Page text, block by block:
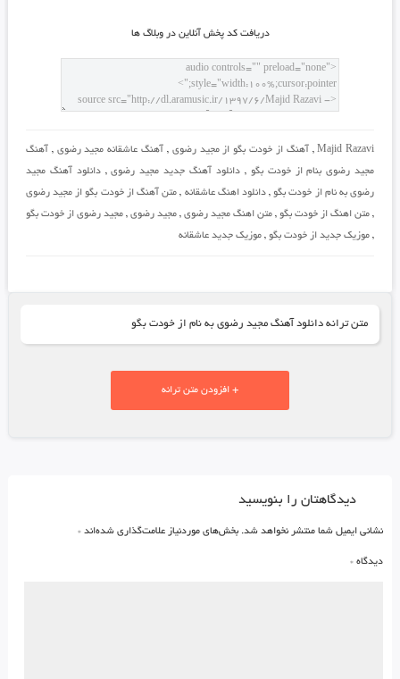
دريافت کد پخش آنلاين در وبلاگ ها
Majid Razavi
, آهنگ از خودت بگو از مجید رضوی , آهنگ عاشقانه مجید رضوی , آهنگ
مجید رضوی بنام از خودت بگو ,دانلود آهنگ جدید مجید رضوی,دانلود آهنگ مجید
رضوی به نام از خودت بگو ,دانلود اهنگ عاشقانه , متن آهنگ از خودت بگو از مجید رضوی
, متن اهنگ از خودت بگو , متن اهنگ مجید رضوی,مجید رضوی ,مجید رضوی از خودت بگو
, موزیک جدید از خودت بگو , موزیک جدید عاشقانه
متن ترانه دانلود آهنگ مجید رضوی به نام از خودت بگو
+ افزودن متن ترانه
دیدگاهتان را بنویسید
نشانی ایمیل شما منتشر نخواهد شد. بخش‌های موردنیاز علامت‌گذاری شده‌اند *
دیدگاه *